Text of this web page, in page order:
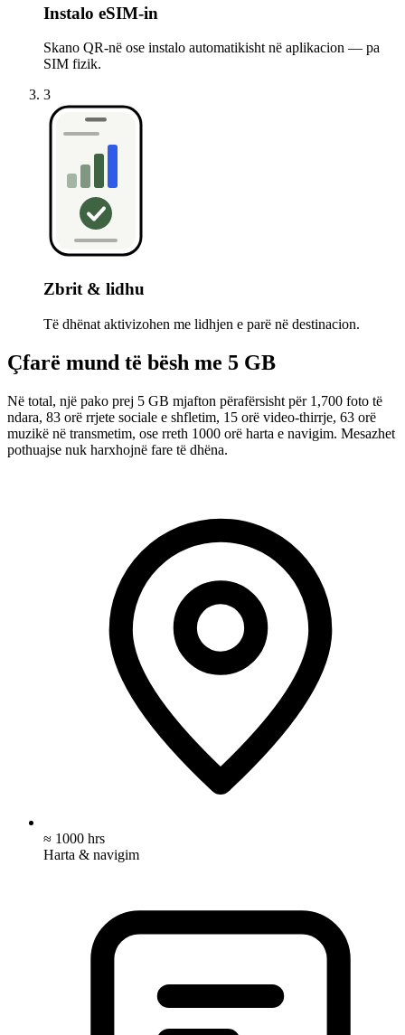
Instalo eSIM-in
Skano QR-në ose instalo automatikisht në aplikacion — pa
SIM fizik.
3
Zbrit & lidhu
Të dhënat aktivizohen me lidhjen e parë në destinacion.
Çfarë mund të bësh me 5 GB
Në total, një pako prej 5 GB mjafton përafërsisht për 1,700 foto të
ndara, 83 orë rrjete sociale e shfletim, 15 orë video-thirrje, 63 orë
muzikë në transmetim, ose rreth 1000 orë harta e navigim. Mesazhet
pothuajse nuk harxhojnë fare të dhëna.
≈ 1000 hrs
Harta & navigim